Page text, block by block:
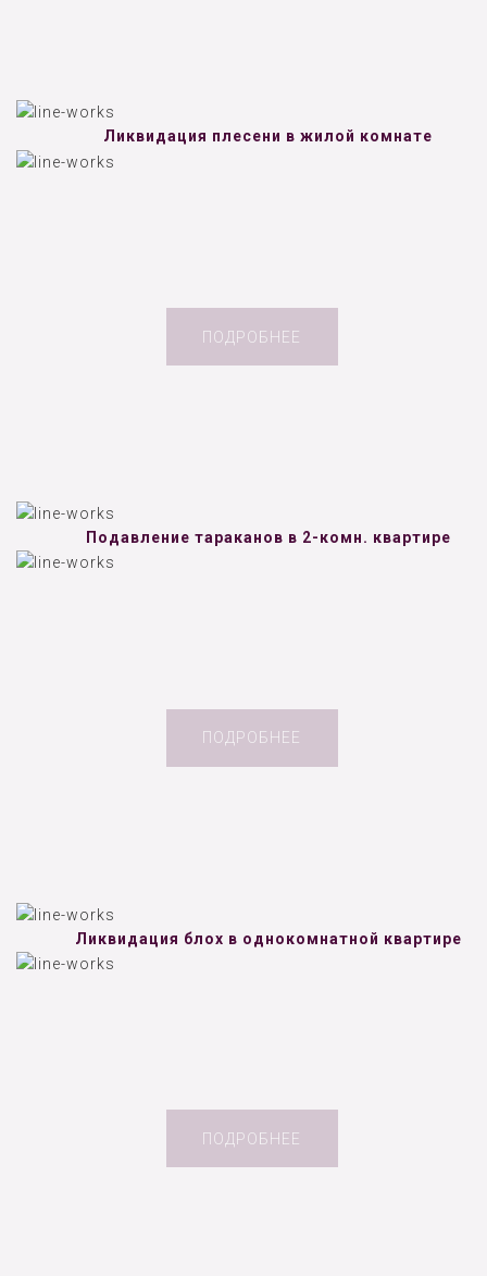
Ликвидация плесени в жилой комнате
ПОДРОБНЕЕ
Подавление тараканов в 2-комн. квартире
ПОДРОБНЕЕ
Ликвидация блох в однокомнатной квартире
ПОДРОБНЕЕ